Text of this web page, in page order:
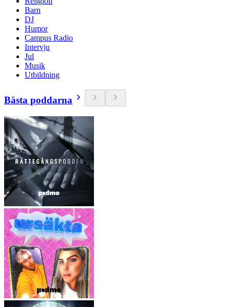
Barn
DJ
Humor
Campus Radio
Intervju
Jul
Musik
Utbildning
Bästa poddarna